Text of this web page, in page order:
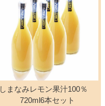
しまなみレモン果汁100％
720ml6本セット